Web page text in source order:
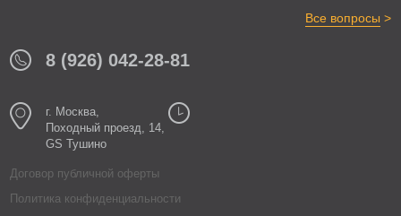
Все вопросы >
8 (926) 042-28-81
г. Москва,
Походный проезд, 14,
GS Тушино
Договор публичной оферты
Политика конфиденциальности